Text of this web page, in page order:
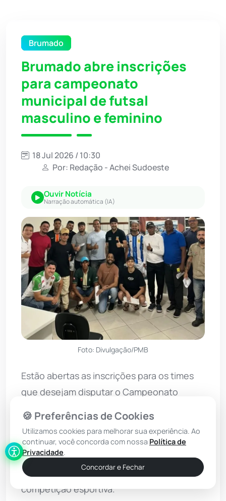
Brumado
Brumado abre inscrições
para campeonato
municipal de futsal
masculino e feminino
18 Jul 2026 / 10:30
Por: Redação - Achei Sudoeste
Ouvir Notícia
Narração automática (IA)
Foto: Divulgação/PMB
Estão abertas as inscrições para os times
que desejam disputar o Campeonato
período é o pontapé inicial dado pela
Prefeitura Municipal, por meio da Secretaria
Municipal de Cultura, Esporte, Lazer e
Turismo (Secult), para realização da
competição esportiva.
🍪 Preferências de Cookies
Utilizamos cookies para melhorar sua experiência. Ao
continuar, você concorda com nossa Política de
Privacidade.
Concordar e Fechar